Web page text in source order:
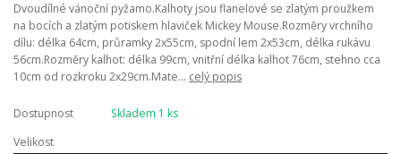
Dvoudílné vánoční pyžamo.Kalhoty jsou flanelové se zlatým proužkem
na bocích a zlatým potiskem hlaviček Mickey Mouse.Rozměry vrchního
dílu: délka 64cm, průramky 2x55cm, spodní lem 2x53cm, délka rukávu
56cm.Rozměry kalhot: délka 99cm, vnitřní délka kalhot 76cm, stehno cca
10cm od rozkroku 2x29cm.Mate... celý popis
Dostupnost
Skladem 1 ks
Velikost